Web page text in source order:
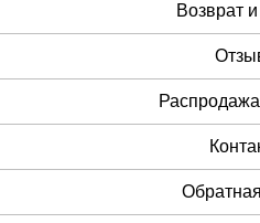
Возврат
Распродажа